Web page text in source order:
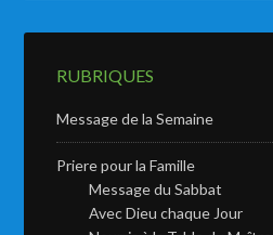
RUBRIQUES
Message de la Semaine
Priere pour la Famille
Message du Sabbat
Avec Dieu chaque Jour